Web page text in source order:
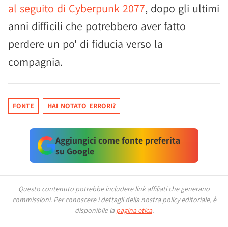
al seguito di Cyberpunk 2077, dopo gli ultimi
anni difficili che potrebbero aver fatto
perdere un po' di fiducia verso la
compagnia.
FONTE HAI NOTATO ERRORI?
Aggiungici come fonte preferita
su Google
Questo contenuto potrebbe includere link affiliati che generano
commissioni. Per conoscere i dettagli della nostra policy editoriale, è
disponibile la pagina etica.